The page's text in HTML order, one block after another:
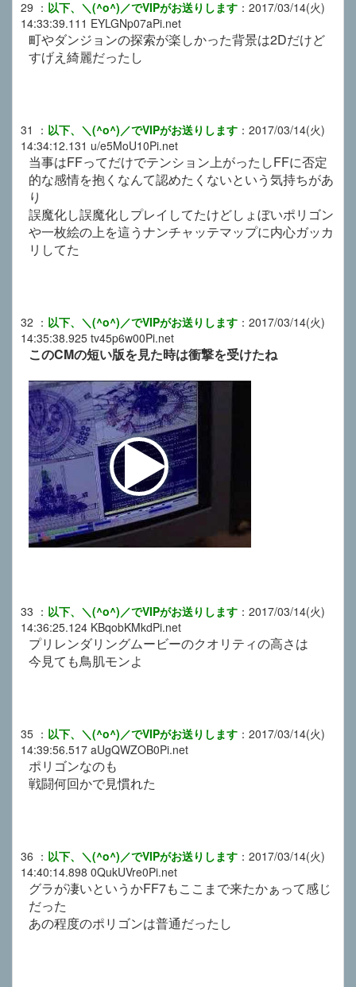
29 ： 以下、＼(^o^)／でVIPがお送りします ： 2017/03/14(火)
14:33:39.111 EYLGNp07aPi.net
町やダンジョンの探索が楽しかった背景は2Dだけど
すげえ綺麗だったし
31 ： 以下、＼(^o^)／でVIPがお送りします ： 2017/03/14(火)
14:34:12.131 u/e5MoU10Pi.net
当事はFFってだけでテンション上がったしFFに否定
的な感情を抱くなんて認めたくないという気持ちがあ
り
誤魔化し誤魔化しプレイしてたけどしょぼいポリゴン
や一枚絵の上を這うナンチャッテマップに内心ガッカ
リしてた
32 ： 以下、＼(^o^)／でVIPがお送りします ： 2017/03/14(火)
14:35:38.925 tv45p6w00Pi.net
このCMの短い版を見た時は衝撃を受けたね
33 ： 以下、＼(^o^)／でVIPがお送りします ： 2017/03/14(火)
14:36:25.124 KBqobKMkdPi.net
プリレンダリングムービーのクオリティの高さは
今見ても鳥肌モンよ
35 ： 以下、＼(^o^)／でVIPがお送りします ： 2017/03/14(火)
14:39:56.517 aUgQWZOB0Pi.net
ポリゴンなのも
戦闘何回かで見慣れた
36 ： 以下、＼(^o^)／でVIPがお送りします ： 2017/03/14(火)
14:40:14.898 0QukUVre0Pi.net
グラが凄いというかFF7もここまで来たかぁって感じ
だった
あの程度のポリゴンは普通だったし